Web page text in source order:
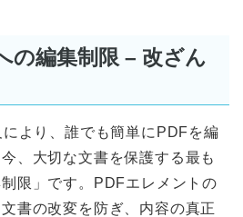
の編集制限 – 改ざん
より、誰でも簡単にPDFを編
、大切な文書を保護する最も
限」です。PDFエレメントの
書の改変を防ぎ、内容の真正